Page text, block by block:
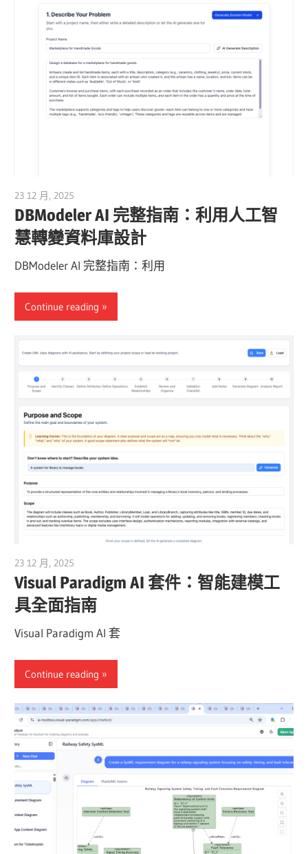
23 12 月, 2025
DBModeler AI 完整指南：利用人工智
慧轉變資料庫設計
DBModeler AI 完整指南：利用
Continue reading
23 12 月, 2025
Visual Paradigm AI 套件：智能建模工
具全面指南
Visual Paradigm AI 套
Continue reading